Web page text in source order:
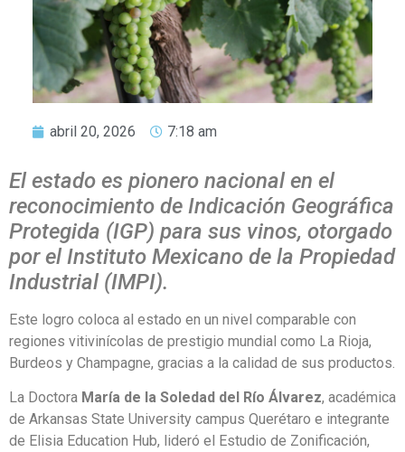
abril 20, 2026 7:18 am
El estado es pionero nacional en el
reconocimiento de Indicación Geográfica
Protegida (IGP) para sus vinos, otorgado
por el Instituto Mexicano de la Propiedad
Industrial (IMPI).
Este logro coloca al estado en un nivel comparable con
regiones vitivinícolas de prestigio mundial como La Rioja,
Burdeos y Champagne, gracias a la calidad de sus productos.
La Doctora María de la Soledad del Río Álvarez, académica
de Arkansas State University campus Querétaro e integrante
de Elisia Education Hub, lideró el Estudio de Zonificación,